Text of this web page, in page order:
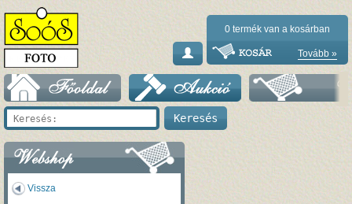
0 termék van a kosárban
Tovább »
Vissza